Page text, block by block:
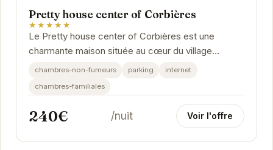
Pretty house center of Corbières
★★★★★
Le Pretty house center of Corbières est une
charmante maison située au cœur du village
pittoresque de Saint-Laurent-de-la-Cabrerisse.
chambres-non-fumeurs parking
internet
chambres-familiales
240€ /nuit Voir l'offre